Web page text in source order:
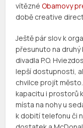
vítěznéObamovy
době creative
Ještě pár slov k
přesunuto na
divadla P.O.
lepší dostupnosti,
chvilce projít
kapacitu i prostorů
místa na nohy u
k dobití telefonu či